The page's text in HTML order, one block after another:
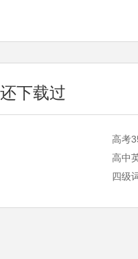
下载过
高考
高中
四级